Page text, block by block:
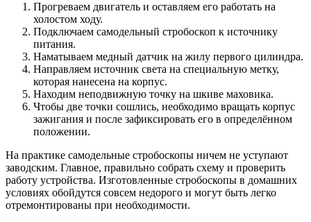
Прогреваем двигатель и оставляем его работать на
холостом ходу.
Подключаем самодельный стробоскоп к источнику
питания.
Наматываем медный датчик на жилу первого цилиндра.
Направляем источник света на специальную метку,
которая нанесена на корпус.
Находим неподвижную точку на шкиве маховика.
Чтобы две точки сошлись, необходимо вращать корпус
зажигания и после зафиксировать его в определённом
положении.
На практике самодельные стробоскопы ничем не уступают
заводским. Главное, правильно собрать схему и проверить
работу устройства. Изготовленные стробоскопы в домашних
условиях обойдутся совсем недорого и могут быть легко
отремонтированы при необходимости.